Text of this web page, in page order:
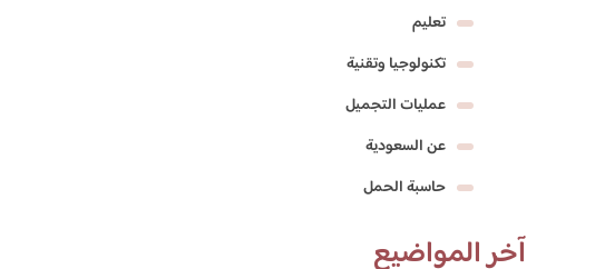
تعليم
تكنولوجيا وتقنية
عمليات التجميل
عن السعودية
حاسبة الحمل
آخر المواضيع